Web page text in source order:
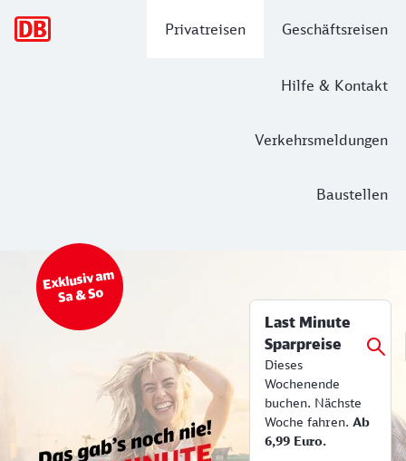
Privatreisen Geschäftsreisen
Hilfe & Kontakt
Verkehrsmeldungen
Baustellen
Bahn Tickets & Services
Top Angebot
Exklusiv am
Sa & So
Last Minute
Sparpreise
Dieses
Wochenende
buchen. Nächste
Woche fahren. Ab
6,99 Euro.